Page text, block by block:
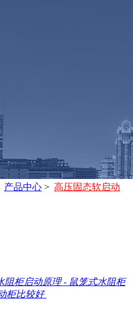
产品中心 > 高压固态软启动
阻柜启动原理 - 鼠笼式水阻柜
柜比较好